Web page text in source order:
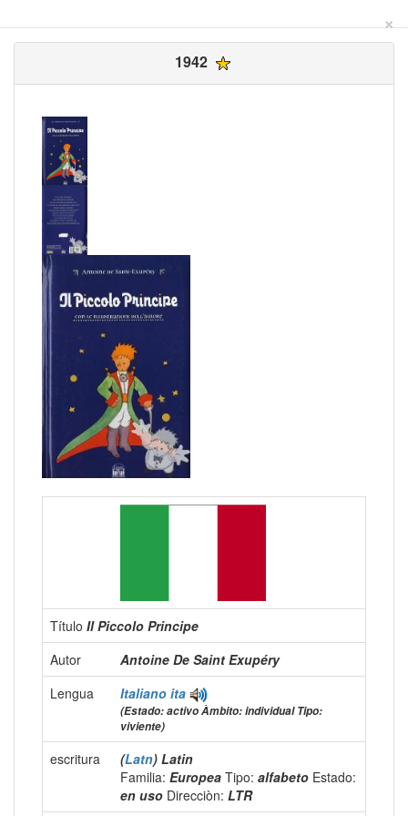
×
1942
Título Il Piccolo Principe
Autor
Antoine De Saint Exupéry
Lengua
Italiano ita
(Estado: activo Àmbito: individual Tipo:
viviente)
escritura (Latn) Latin
Familia: Europea Tipo: alfabeto Estado:
en uso Direcciòn: LTR